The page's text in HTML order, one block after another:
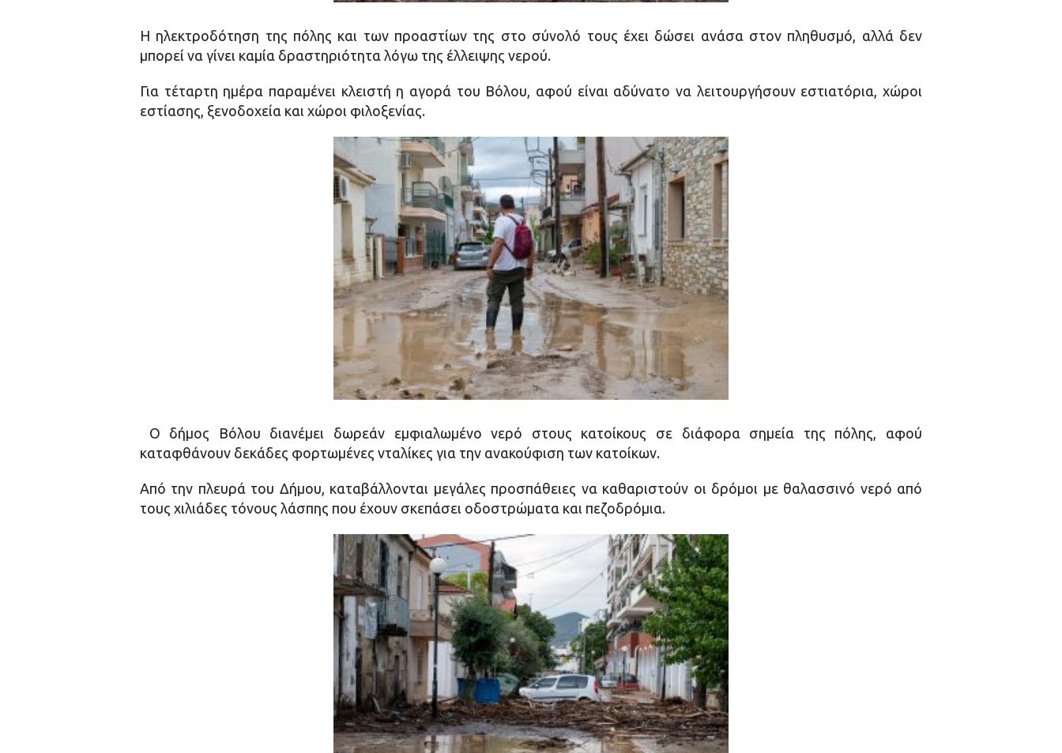
Η ηλεκτροδότηση της πόλης και των προαστίων της στο σύνολό τους έχει δώσει ανάσα στον πληθυσμό, αλλά δεν
μπορεί να γίνει καμία δραστηριότητα λόγω της έλλειψης νερού.
Για τέταρτη ημέρα παραμένει κλειστή η αγορά του Βόλου, αφού είναι αδύνατο να λειτουργήσουν εστιατόρια, χώροι
εστίασης, ξενοδοχεία και χώροι φιλοξενίας.
Ο δήμος Βόλου διανέμει δωρεάν εμφιαλωμένο νερό στους κατοίκους σε διάφορα σημεία της πόλης, αφού
καταφθάνουν δεκάδες φορτωμένες νταλίκες για την ανακούφιση των κατοίκων.
Από την πλευρά του Δήμου, καταβάλλονται μεγάλες προσπάθειες να καθαριστούν οι δρόμοι με θαλασσινό νερό από
τους χιλιάδες τόνους λάσπης που έχουν σκεπάσει οδοστρώματα και πεζοδρόμια.